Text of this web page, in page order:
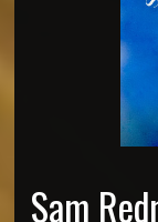
Sam